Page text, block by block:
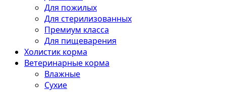
Для пожилых
Для стерилизованных
Премиум класса
Для пищеварения
Холистик корма
Ветеринарные корма
Влажные
Сухие